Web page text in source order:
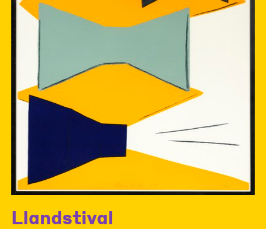
Llandstival